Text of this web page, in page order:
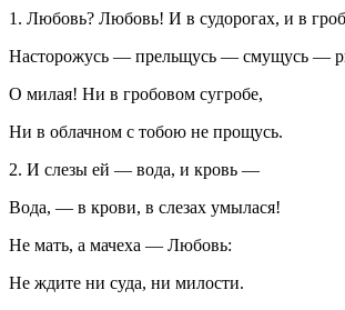
1. Любовь? Любовь! И в судорогах, и в
Насторожусь — прельщусь — смущусь —
О милая! Ни в гробовом сугробе,
Ни в облачном с тобою не прощусь.
2. И слезы ей — вода, и кровь —
Вода, — в крови, в слезах умылася!
Не мать, а мачеха — Любовь:
Не ждите ни суда, ни милости.